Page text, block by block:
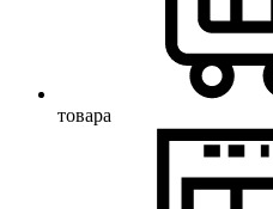
товара